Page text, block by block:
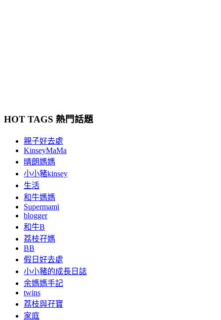
HOT TAGS 熱門話題
親子好去處
KinseyMaMa
晴朗媽媽
小小豬kinsey
生活
和牛媽媽
Supermami
blogger
和牛B
荔枝孖媽
BB
假日好去處
小小豬的成長日誌
余媽媽手記
twins
荔枝與孖寶
家庭